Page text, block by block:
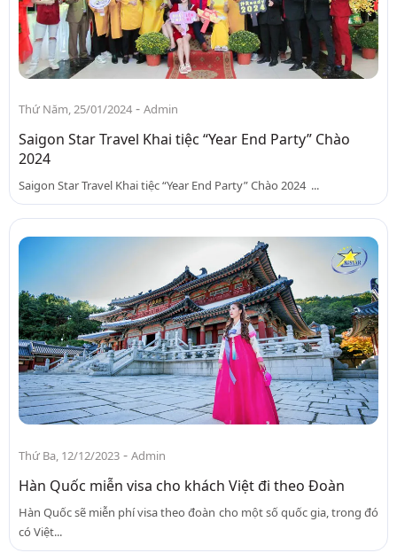
Thứ Năm, 25/01/2024 - Admin
Saigon Star Travel Khai tiệc “Year End Party” Chào
2024
Saigon Star Travel Khai tiệc “Year End Party” Chào 2024 ...
Thứ Ba, 12/12/2023 - Admin
Hàn Quốc miễn visa cho khách Việt đi theo Đoàn
Hàn Quốc sẽ miễn phí visa theo đoàn cho một số quốc gia, trong đó
có Việt...